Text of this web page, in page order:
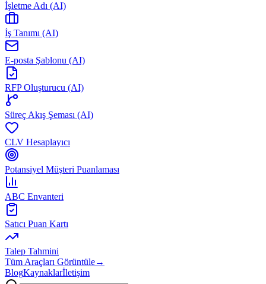
İşletme Adı (AI)
İş Tanımı (AI)
E-posta Şablonu (AI)
RFP Oluşturucu (AI)
Süreç Akış Şeması (AI)
CLV Hesaplayıcı
Potansiyel Müşteri Puanlaması
ABC Envanteri
Satıcı Puan Kartı
Talep Tahmini
Tüm Araçları Görüntüle→
BlogKaynaklarİletişim